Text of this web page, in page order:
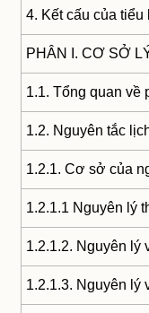
4. Kết cấu của tiểu
PHÂN I. CƠ SỞ
1.1. Tổng quan về
1.2. Nguyên tắc
1.2.1. Cơ sở của
1.2.1.1 Nguyên lý
1.2.1.2. Nguyên lý
1.2.1.3. Nguyên lý